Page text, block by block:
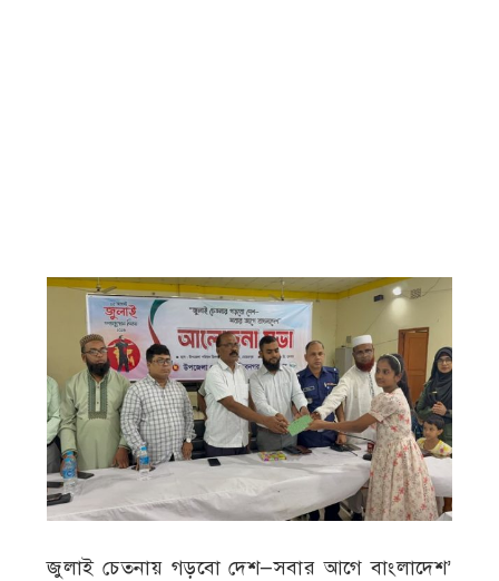
জুলাই চেতনায় গড়বো দেশ—সবার আগে বাংলাদেশ’